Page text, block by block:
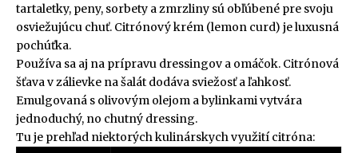
tartaletky, peny, sorbety a zmrzliny sú obľúbené pre svoju
osviežujúcu chuť. Citrónový krém (lemon curd) je luxusná
pochúťka.
Používa sa aj na prípravu dressingov a omáčok. Citrónová
šťava v zálievke na šalát dodáva sviežosť a ľahkosť.
Emulgovaná s olivovým olejom a bylinkami vytvára
jednoduchý, no chutný dressing.
Tu je prehľad niektorých kulinárskych využití citróna: